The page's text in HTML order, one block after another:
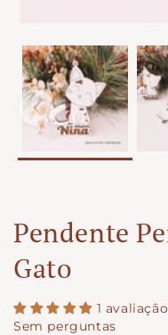
Pendente
Gato
1 avaliação
Sem perguntas